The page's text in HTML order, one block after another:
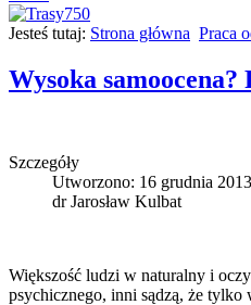
Jesteś tutaj: Strona główna Praca
Wysoka
Szczegóły
Utworzono: 16 grudnia 2013
dr Jarosław Kulbat
Większość ludzi w naturalny i
psychicznego, inni sądzą, że tylko